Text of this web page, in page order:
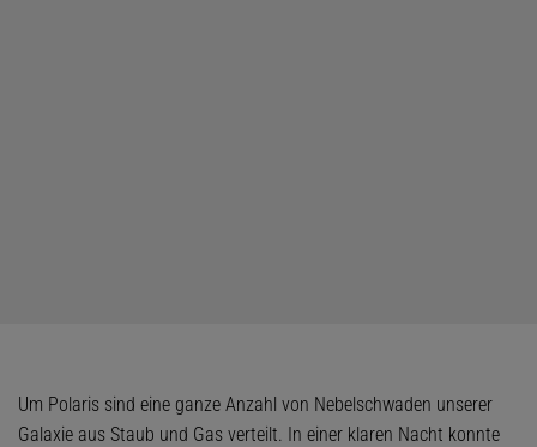
Um Polaris sind eine ganze Anzahl von Nebelschwaden unserer
Galaxie aus Staub und Gas verteilt. In einer klaren Nacht konnte